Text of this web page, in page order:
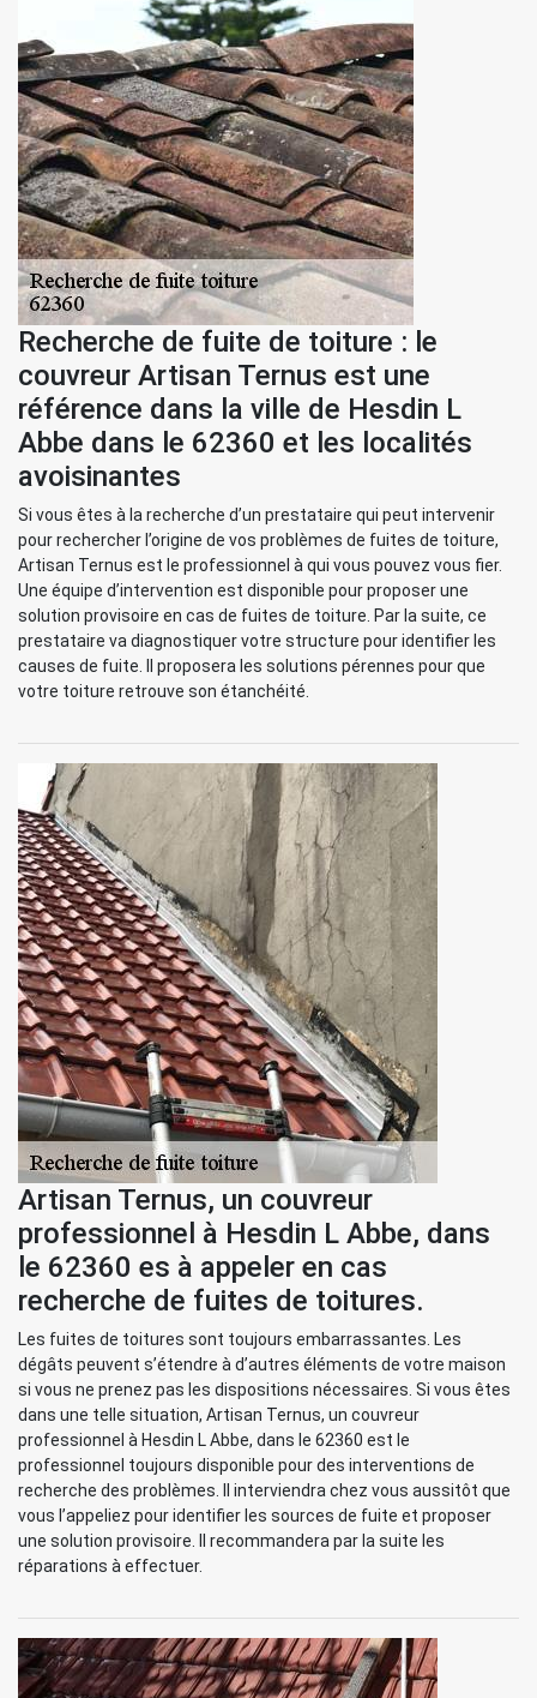
Recherche de fuite de toiture : le
couvreur Artisan Ternus est une
référence dans la ville de Hesdin L
Abbe dans le 62360 et les localités
avoisinantes
Si vous êtes à la recherche d’un prestataire qui peut intervenir
pour rechercher l’origine de vos problèmes de fuites de toiture,
Artisan Ternus est le professionnel à qui vous pouvez vous fier.
Une équipe d’intervention est disponible pour proposer une
solution provisoire en cas de fuites de toiture. Par la suite, ce
prestataire va diagnostiquer votre structure pour identifier les
causes de fuite. Il proposera les solutions pérennes pour que
votre toiture retrouve son étanchéité.
Artisan Ternus, un couvreur
professionnel à Hesdin L Abbe, dans
le 62360 es à appeler en cas
recherche de fuites de toitures.
Les fuites de toitures sont toujours embarrassantes. Les
dégâts peuvent s’étendre à d’autres éléments de votre maison
si vous ne prenez pas les dispositions nécessaires. Si vous êtes
dans une telle situation, Artisan Ternus, un couvreur
professionnel à Hesdin L Abbe, dans le 62360 est le
professionnel toujours disponible pour des interventions de
recherche des problèmes. Il interviendra chez vous aussitôt que
vous l’appeliez pour identifier les sources de fuite et proposer
une solution provisoire. Il recommandera par la suite les
réparations à effectuer.